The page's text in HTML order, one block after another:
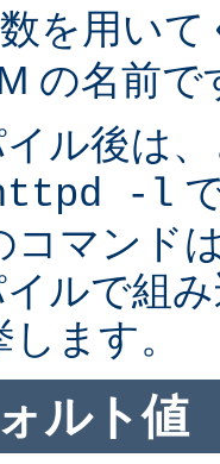
を用い
の名前で
ル後は
-l
コマンド
ルで組
ます。
ルト値